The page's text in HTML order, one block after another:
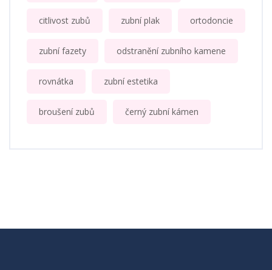
citlivost zubů zubní plak ortodoncie
zubní fazety odstranění zubního kamene
rovnátka zubní estetika
broušení zubů černý zubní kámen